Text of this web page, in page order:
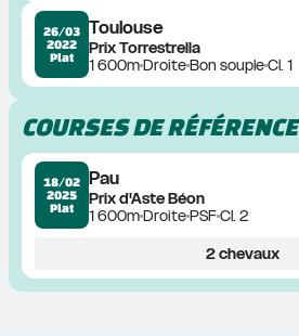
26/03
2022
Plat
Toulouse
Prix Torrestrella
1 600mDroiteBon soupleCl. 1
COURSES DE RÉFÉRENCE
18/02
2025
Plat
Pau
Prix d'Aste Béon
1 600mDroitePSFCl. 2
2chevaux